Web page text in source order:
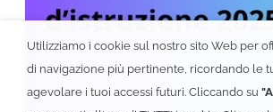
Utilizziamo i cookie sul nostro sito Web per
di navigazione più pertinente, ricordando le
agevolare i tuoi accessi futuri. Cliccando su